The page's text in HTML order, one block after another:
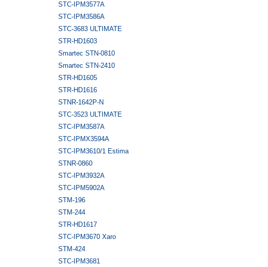
STC-IPM3577A
STC-IPM3586A
STC-3683 ULTIMATE
STR-HD1603
Smartec STN-0810
Smartec STN-2410
STR-HD1605
STR-HD1616
STNR-1642P-N
STC-3523 ULTIMATE
STC-IPM3587A
STC-IPMX3594A
STC-IPM3610/1 Estima
STNR-0860
STC-IPM3932A
STC-IPM5902А
STM-196
STM-244
STR-HD1617
STC-IPM3670 Xaro
STM-424
STC-IPM3681